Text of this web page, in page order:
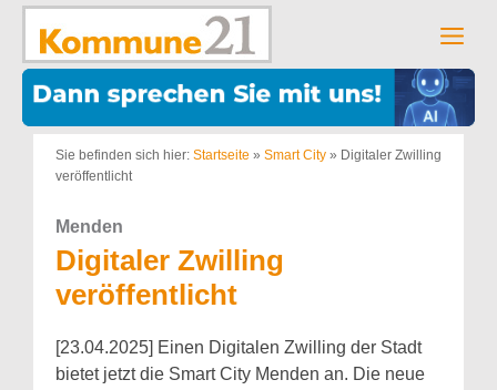
Zum
springen
Sie befinden sich hier: Startseite » Smart City » Digitaler Zwilling
veröffentlicht
Menden
Digitaler Zwilling
veröffentlicht
[23.04.2025] Einen Digitalen Zwilling der Stadt
bietet jetzt die Smart City Menden an. Die neue